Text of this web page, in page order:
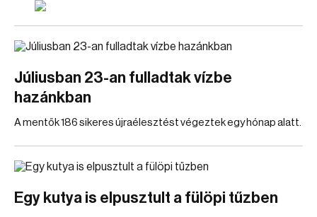
Júliusban 23-an fulladtak vízbe
hazánkban
A mentők 186 sikeres újraélesztést végeztek egy hónap alatt.
Egy kutya is elpusztult a fülöpi tűzben